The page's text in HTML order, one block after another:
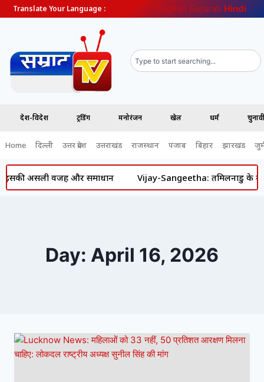
Translate Your Language : English Gujarati Hindi
देश-विदेश ट्रेंडिंग मनोरंजन खेल धर्म
Home दिल्ली उत्तर प्रदेश उत्तराखंड राजस्थान पंजाब बिहार झारखंड
असली वजह और समाधान Vijay-Sangeetha: तमिलनाडु के
Day: April 16, 2026